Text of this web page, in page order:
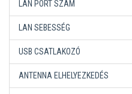
LAN PORT SZÁM
LAN SEBESSÉG
USB CSATLAKOZÓ
ANTENNA ELHELYEZKEDÉS